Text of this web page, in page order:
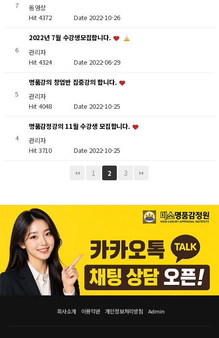
7
동영상
Hit 4372 Date 2022-10-26
6
2022년 7월 수강생모집합니다.
관리자
Hit 4324 Date 2022-06-29
5
명품강의 창업반 집중강의 합니다.
관리자
Hit 4048 Date 2022-10-25
4
명품감정강의 11월 수강생 모집합니다.
관리자
Hit 3710 Date 2022-10-25
1 2 3
회사소개 이용약관 개인정보처리방침 Admin